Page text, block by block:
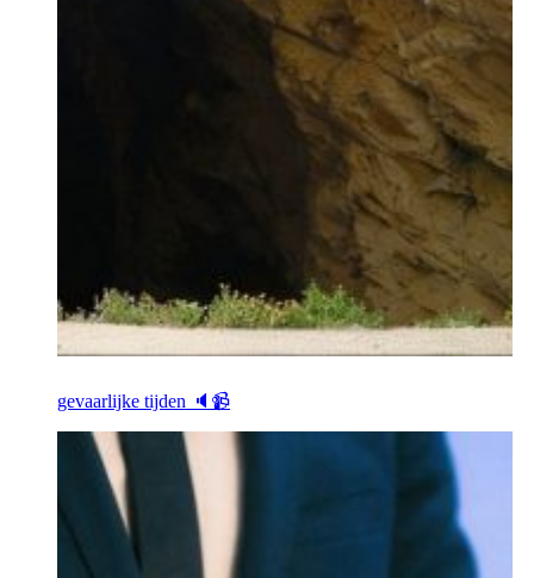
gevaarlijke tijden 🔈📹